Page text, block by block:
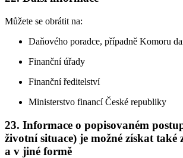
Můžete se obrátit na:
Daňového poradce, případně Komoru
Finanční úřady
Finanční ředitelství
Ministerstvo financí České republiky
23. Informace o popisovaném
životní situace) je možné získat
a v jiné formě